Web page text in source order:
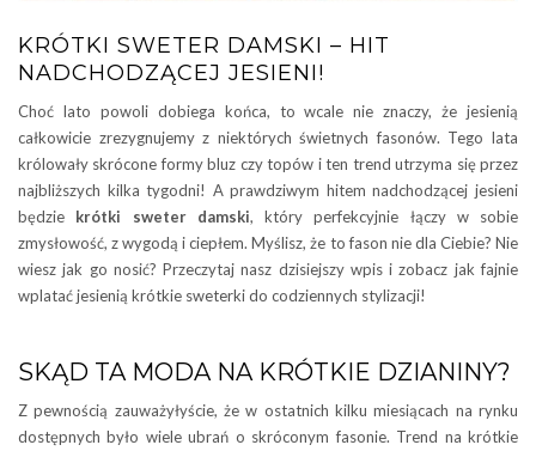
KRÓTKI SWETER DAMSKI – HIT
NADCHODZĄCEJ JESIENI!
Choć lato powoli dobiega końca, to wcale nie znaczy, że jesienią
całkowicie zrezygnujemy z niektórych świetnych fasonów. Tego lata
królowały skrócone formy bluz czy topów i ten trend utrzyma się przez
najbliższych kilka tygodni! A prawdziwym hitem nadchodzącej jesieni
będzie krótki sweter damski, który perfekcyjnie łączy w sobie
zmysłowość, z wygodą i ciepłem. Myślisz, że to fason nie dla Ciebie? Nie
wiesz jak go nosić? Przeczytaj nasz dzisiejszy wpis i zobacz jak fajnie
wplatać jesienią krótkie sweterki do codziennych stylizacji!
SKĄD TA MODA NA KRÓTKIE DZIANINY?
Z pewnością zauważyłyście, że w ostatnich kilku miesiącach na rynku
dostępnych było wiele ubrań o skróconym fasonie. Trend na krótkie